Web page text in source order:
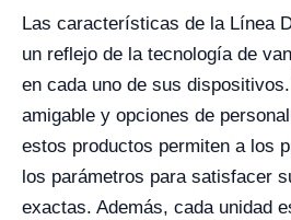
Las características de la Línea
un reflejo de la tecnología de
en cada uno de sus
amigable y opciones de
estos productos permiten a los
los parámetros para satisfacer
exactas. Además, cada unidad